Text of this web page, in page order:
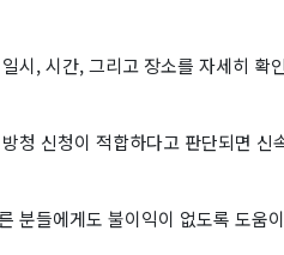
시, 시간, 그리고 장소를 자세히 확
청 신청이 적합하다고 판단되면 신
분들에게도 불이익이 없도록 도움